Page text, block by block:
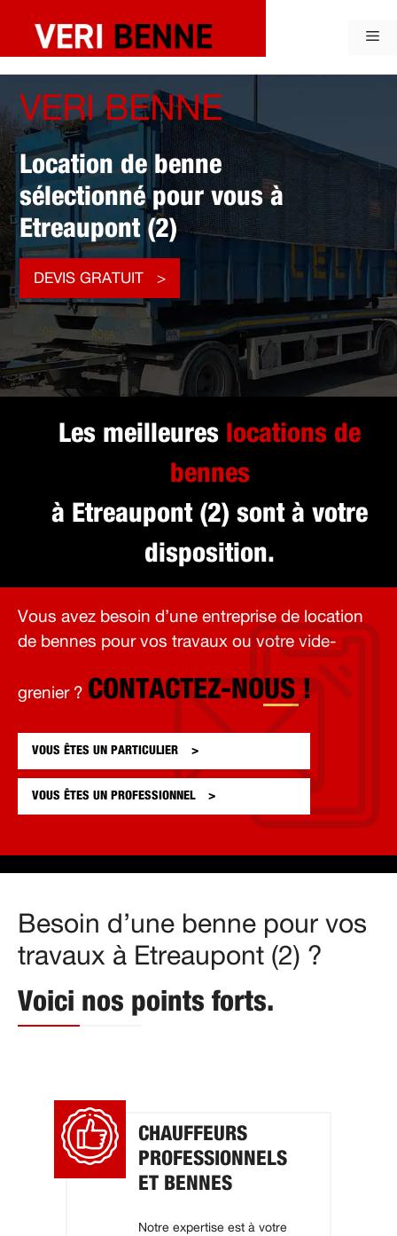
contenu
VERI BENNE
Location de benne
sélectionné pour vous à
Etreaupont (2)
DEVIS GRATUIT
Les meilleures locations de
bennes
à Etreaupont (2) sont à votre
disposition.
Vous avez besoin d’une entreprise de location
de bennes pour vos travaux ou votre vide-
grenier ? CONTACTEZ-NOUS !
VOUS ÊTES UN PARTICULIER
VOUS ÊTES UN PROFESSIONNEL
Besoin d’une benne pour vos
travaux à Etreaupont (2) ?
Voici nos points forts.
CHAUFFEURS
PROFESSIONNELS
ET BENNES
Notre expertise est à votre